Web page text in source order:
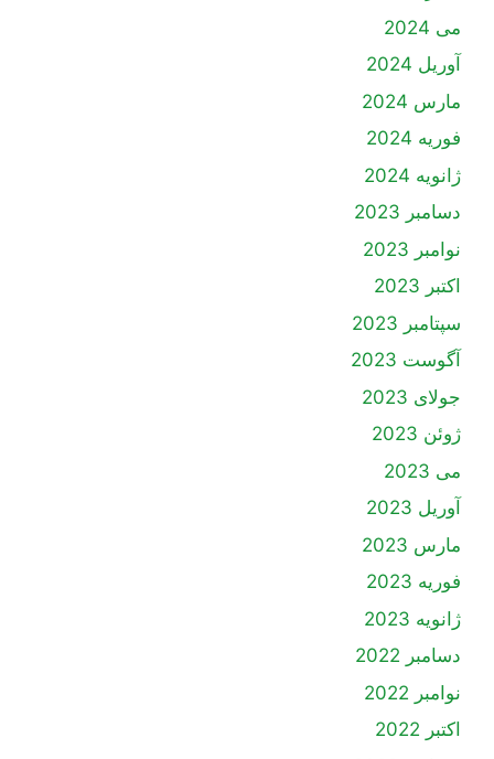
می 2024
آوریل 2024
مارس 2024
فوریه 2024
ژانویه 2024
دسامبر 2023
نوامبر 2023
اکتبر 2023
سپتامبر 2023
آگوست 2023
جولای 2023
ژوئن 2023
می 2023
آوریل 2023
مارس 2023
فوریه 2023
ژانویه 2023
دسامبر 2022
نوامبر 2022
اکتبر 2022